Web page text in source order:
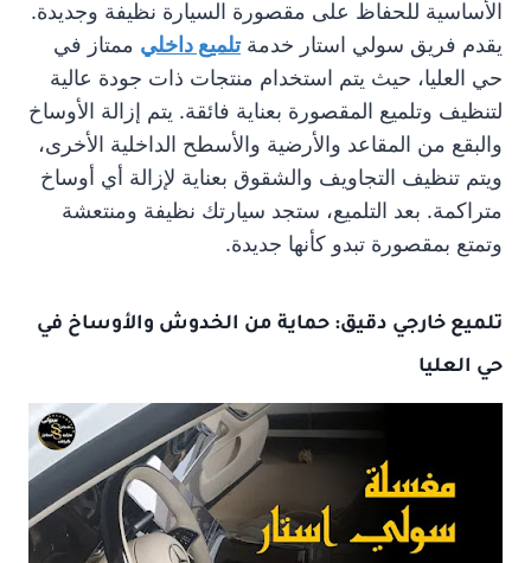
الأساسية للحفاظ على مقصورة السيارة نظيفة وجديدة.
يقدم فريق سولي استار خدمةتلميع داخلي ممتاز في
حي العليا، حيث يتم استخدام منتجات ذات جودة عالية
لتنظيف وتلميع المقصورة بعناية فائقة. يتم إزالة الأوساخ
والبقع من المقاعد والأرضية والأسطح الداخلية الأخرى،
ويتم تنظيف التجاويف والشقوق بعناية لإزالة أي أوساخ
متراكمة. بعد التلميع، ستجد سيارتك نظيفة ومنتعشة
وتمتع بمقصورة تبدو كأنها جديدة.
تلميع خارجي دقيق: حماية من الخدوش والأوساخ في
حي العليا